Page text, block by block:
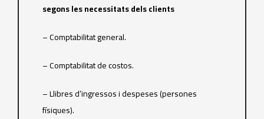
segons les necessitats dels clients
– Comptabilitat general.
– Comptabilitat de costos.
– Llibres d’ingressos i despeses (persones
físiques).